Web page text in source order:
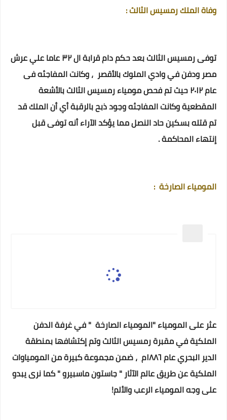
وفاة الملك رمسيس الثالث :
توفى رمسيس الثالث بعد حكم دام قرابة ال ٣٢ عاما علي عرش
مصر ودفن في وادي الملوك بالأقصر ، وكانت المفاجئهفى
عام ٢٠١٢ حيث تم فحص مومياء رمسيس الثالث بالأشعة
المقطعية وكانت المفاجئه وجود ذبح بالرقبة أي أن الملك قد
تم قتله بسكين حاد النصل مما يؤكد الآراء أنه توفى قبل
إنتهاء المحاكمة ⁦ .
المومياء الصارخة :
عثر على المومياء "المومياء الصارخة " في غرفة الدفن
الملكية في مقبرة رمسيس الثالث وتم إكتشافها بمنطقة
الدير البحري عام ١٨٨٦م ، ضمن مجموعة كبيرة من المومياوات
الملكية عن طريق عالم الآثار " جاستون ماسبيرو " كما نرى يبدو
على وجه المومياء الرعب والألم!